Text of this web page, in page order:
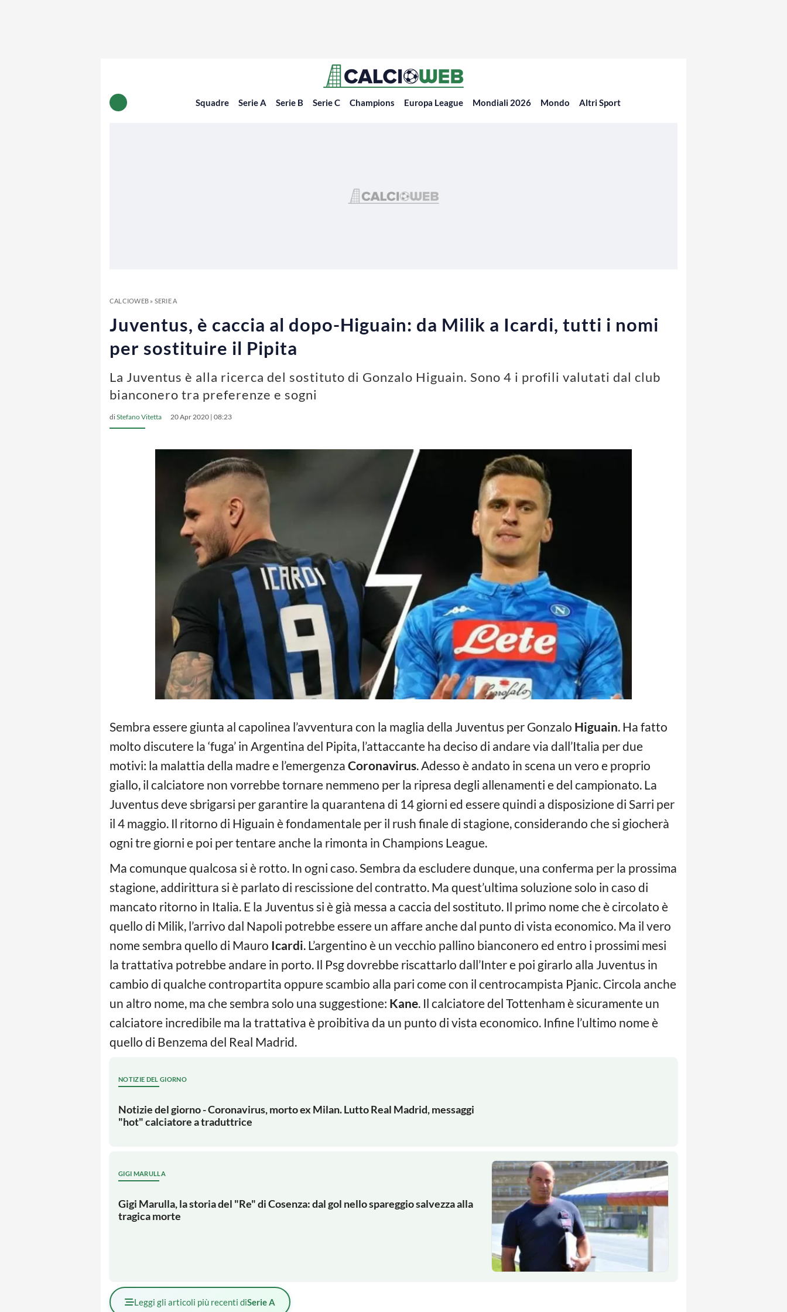
Squadre Serie A Serie B Serie C Champions Europa League Mondiali 2026 Mondo Altri Sport
CALCIOWEB» SERIE A
Juventus, è caccia al dopo-Higuain: da Milik a Icardi, tutti i nomi
per sostituire il Pipita
La Juventus è alla ricerca del sostituto di Gonzalo Higuain. Sono 4 i profili valutati dal club
bianconero tra preferenze e sogni
diStefano Vitetta 20 Apr 2020 | 08:23
Sembra essere giunta al capolinea l’avventura con la maglia della Juventus per Gonzalo Higuain. Ha fatto
molto discutere la ‘fuga’ in Argentina del Pipita, l’attaccante ha deciso di andare via dall’Italia per due
motivi: la malattia della madre e l’emergenza Coronavirus. Adesso è andato in scena un vero e proprio
giallo, il calciatore non vorrebbe tornare nemmeno per la ripresa degli allenamenti e del campionato. La
Juventus deve sbrigarsi per garantire la quarantena di 14 giorni ed essere quindi a disposizione di Sarri per
il 4 maggio. Il ritorno di Higuain è fondamentale per il rush finale di stagione, considerando che si giocherà
ogni tre giorni e poi per tentare anche la rimonta in Champions League.
Ma comunque qualcosa si è rotto. In ogni caso. Sembra da escludere dunque, una conferma per la prossima
stagione, addirittura si è parlato di rescissione del contratto. Ma quest’ultima soluzione solo in caso di
mancato ritorno in Italia. E la Juventus si è già messa a caccia del sostituto. Il primo nome che è circolato è
quello di Milik, l’arrivo dal Napoli potrebbe essere un affare anche dal punto di vista economico. Ma il vero
nome sembra quello di Mauro Icardi. L’argentino è un vecchio pallino bianconero ed entro i prossimi mesi
la trattativa potrebbe andare in porto. Il Psg dovrebbe riscattarlo dall’Inter e poi girarlo alla Juventus in
cambio di qualche contropartita oppure scambio alla pari come con il centrocampista Pjanic. Circola anche
un altro nome, ma che sembra solo una suggestione: Kane. Il calciatore del Tottenham è sicuramente un
calciatore incredibile ma la trattativa è proibitiva da un punto di vista economico. Infine l’ultimo nome è
quello di Benzema del Real Madrid.
NOTIZIE DEL GIORNO
Notizie del giorno - Coronavirus, morto ex Milan. Lutto Real Madrid, messaggi
"hot" calciatore a traduttrice
GIGI MARULLA
Gigi Marulla, la storia del "Re" di Cosenza: dal gol nello spareggio salvezza alla
tragica morte
Leggi gli articoli più recenti diSerie A